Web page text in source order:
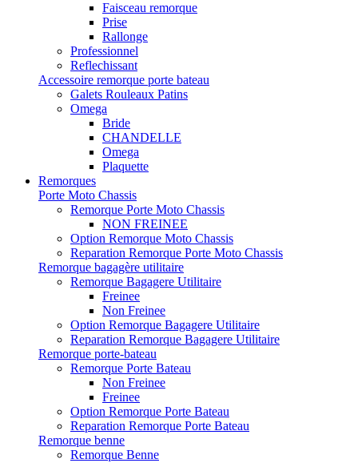
Faisceau remorque
Prise
Rallonge
Professionnel
Reflechissant
Accessoire remorque porte bateau
Galets Rouleaux Patins
Omega
Bride
CHANDELLE
Omega
Plaquette
Remorques
Porte Moto Chassis
Remorque Porte Moto Chassis
NON FREINEE
Option Remorque Moto Chassis
Reparation Remorque Porte Moto Chassis
Remorque bagagère utilitaire
Remorque Bagagere Utilitaire
Freinee
Non Freinee
Option Remorque Bagagere Utilitaire
Reparation Remorque Bagagere Utilitaire
Remorque porte-bateau
Remorque Porte Bateau
Non Freinee
Freinee
Option Remorque Porte Bateau
Reparation Remorque Porte Bateau
Remorque benne
Remorque Benne